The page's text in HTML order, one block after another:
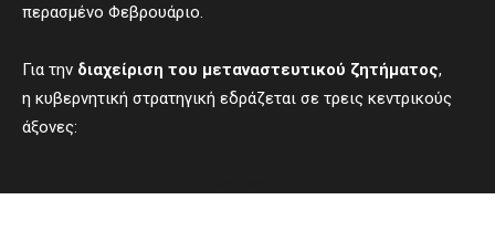
περασμένο Φεβρουάριο.
Για την διαχείριση του μεταναστευτικού ζητήματος,
η κυβερνητική στρατηγική εδράζεται σε τρεις κεντρικούς
άξονες: